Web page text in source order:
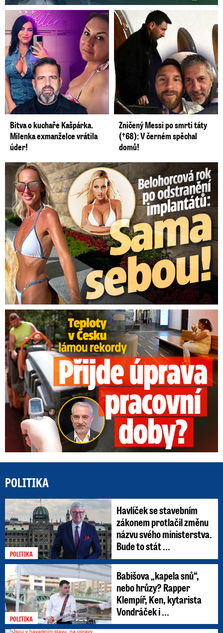
Bitva o kuchaře Kašpárka.
Milenka exmanželce vrátila
úder!
Zničený Messi po smrti táty
(†68): V černém spěchal
domů!
Belohorcová rok po odstranění implantátů: Konečně sama sebou
Teploty v Česku lámou rekordy: Přijde úprava pracovní doby?
POLITIKA
POLITIKA
Havlíček se stavebním
zákonem protlačil změnu
názvu svého ministerstva.
Bude to stát ...
POLITIKA
Babišova „kapela snů“,
nebo hrůzy? Rapper
Klempíř, Ken, kytarista
Vondráček i ...